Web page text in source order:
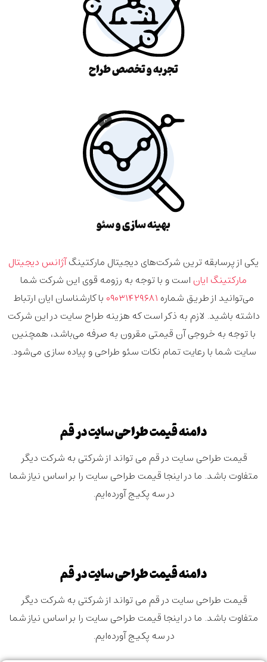
تجربه و تخصص طراح
۴
بهینه سازی و سئو
یکی از پرسابقه ترین شرکت‌های دیجیتال مارکتینگآژانس دیجیتال
مارکتینگ ایان است و با توجه به رزومه قوی این شرکت شما
می‌توانید از طریق شماره ۰۹۰۳۱۴۲۹۶۸۱ با کارشناسان ایان ارتباط
داشته باشید. لازم به ذکر است که هزینه طراح سایت در این شرکت
با توجه به خروجی آن قیمتی مقرون به صرفه می‌باشد، همچنین
سایت شما با رعایت تمام نکات سئوطراحی و پیاده سازی می‌شود.
دامنه قیمت طراحی سایت در قم
قیمت طراحی سایت در قم می تواند از شرکتی به شرکت دیگر
متفاوت باشد. ما در اینجا قیمت طراحی سایت را بر اساس نیاز شما
در سه پکیج آورده‌ایم.
دامنه قیمت طراحی سایت در قم
قیمت طراحی سایت در قم می تواند از شرکتی به شرکت دیگر
متفاوت باشد. ما در اینجا قیمت طراحی سایت را بر اساس نیاز شما
در سه پکیج آورده‌ایم.